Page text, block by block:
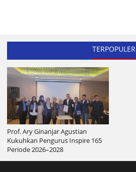
TERPOPULER
Prof. Ary Ginanjar Agustian
Kukuhkan Pengurus Inspire 165
Periode 2026–2028